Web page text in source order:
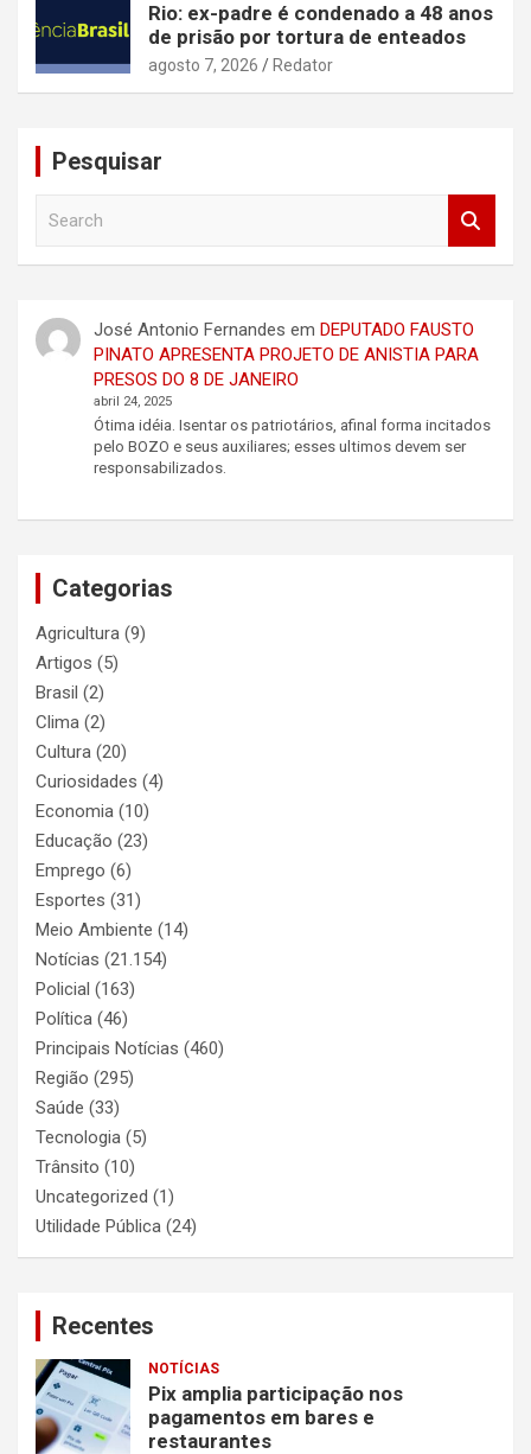
Rio: ex-padre é condenado a 48 anos
de prisão por tortura de enteados
agosto 7, 2026 Redator
Pesquisar
h
José Antonio Fernandes em DEPUTADO FAUSTO
PINATO APRESENTA PROJETO DE ANISTIA PARA
PRESOS DO 8 DE JANEIRO
abril 24, 2025
Ótima idéia. Isentar os patriotários, afinal forma incitados
pelo BOZO e seus auxiliares; esses ultimos devem ser
responsabilizados.
Categorias
Agricultura (9)
Artigos (5)
Brasil (2)
Clima (2)
Cultura (20)
Curiosidades (4)
Economia (10)
Educação (23)
Emprego (6)
Esportes (31)
Meio Ambiente (14)
Notícias (21.154)
Policial (163)
Política (46)
Principais Notícias (460)
Região (295)
Saúde (33)
Tecnologia (5)
Trânsito (10)
Uncategorized (1)
Utilidade Pública (24)
Recentes
NOTÍCIAS
Pix amplia participação nos
pagamentos em bares e
restaurantes